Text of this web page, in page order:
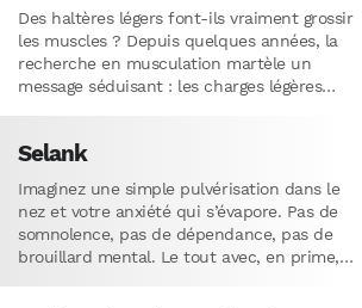
Des haltères légers font-ils vraiment grossir
les muscles ? Depuis quelques années, la
recherche en musculation martèle un
message séduisant : les charges légères
Selank
Imaginez une simple pulvérisation dans le
nez et votre anxiété qui s’évapore. Pas de
somnolence, pas de dépendance, pas de
brouillard mental. Le tout avec, en prime,